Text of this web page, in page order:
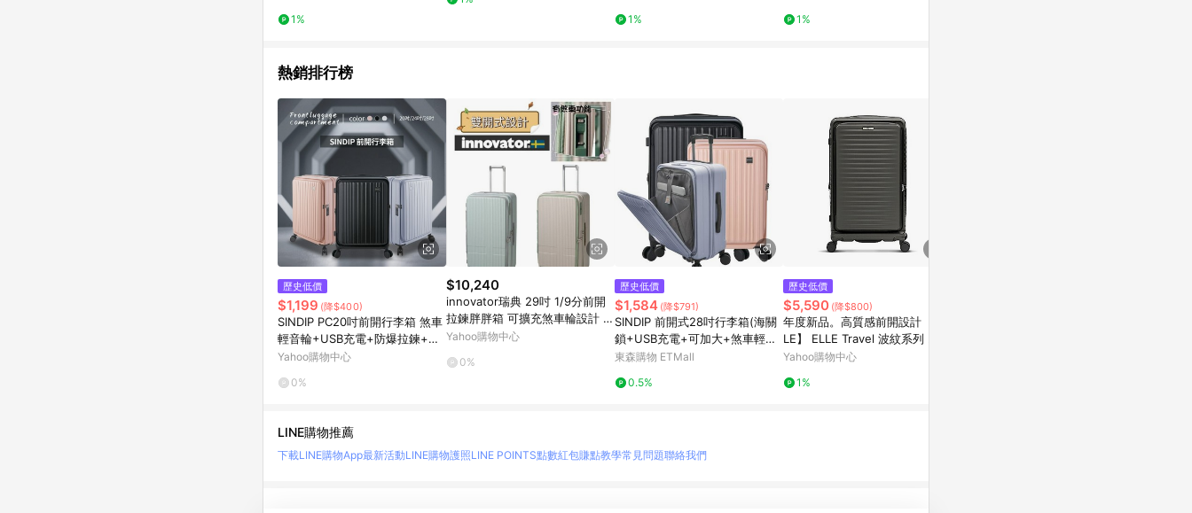
1%
1%
1%
熱銷排行榜
歷史低價
$1,199 (降$400)
SINDIP PC20吋前開行李箱 煞車
輕音輪+USB充電+防爆拉鍊+海
關鎖+可加大 20/24/28吋行李箱
Yahoo購物中心
0%
$10,240
innovator瑞典 29吋 1/9分前開
拉鍊胖胖箱 可擴充煞車輪設計 P
C 日本靜音輪 行李箱/旅行箱-多
Yahoo購物中心
0%
歷史低價
$1,584 (降$791)
SINDIP 前開式28吋行李箱(海關
鎖+USB充電+可加大+煞車輕音
輪+雙層防爆拉鍊)
東森購物 ETMall
0.5%
歷史低價
$5,590 (降$800)
年度新品。高質感前開設計【EL
LE】 ELLE Travel 波紋系列 26
吋前開式擴充行李箱 防盜防爆拉
Yahoo購物中心
1%
LINE購物推薦
下載LINE購物App最新活動LINE購物護照LINE POINTS點數紅包賺點教學常見問題聯絡我們